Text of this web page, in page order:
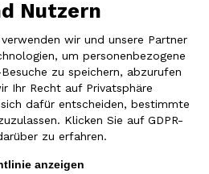
TRIA – K
Nutzern
wir und unsere Partner
um personenbezogene
zu speichern, abzurufen
Ihr Recht auf Privatsphäre
dafür entscheiden, bestimmte
Klicken Sie auf GDPR-
zu erfahren.
anzeigen